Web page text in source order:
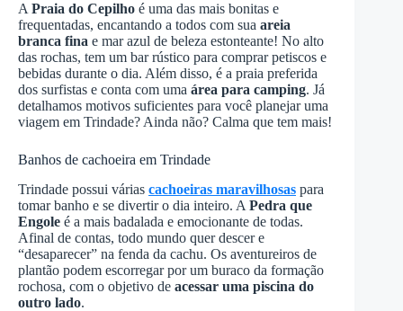
A Praia do Cepilho é uma das mais bonitas e
frequentadas, encantando a todos com sua areia
branca fina e mar azul de beleza estonteante! No alto
das rochas, tem um bar rústico para comprar petiscos e
bebidas durante o dia. Além disso, é a praia preferida
dos surfistas e conta com uma área para camping. Já
detalhamos motivos suficientes para você planejar uma
viagem em Trindade? Ainda não? Calma que tem mais!
Banhos de cachoeira em Trindade
Trindade possui várias cachoeiras maravilhosas para
tomar banho e se divertir o dia inteiro. A Pedra que
Engole é a mais badalada e emocionante de todas.
Afinal de contas, todo mundo quer descer e
“desaparecer” na fenda da cachu. Os aventureiros de
plantão podem escorregar por um buraco da formação
rochosa, com o objetivo de acessar uma piscina do
outro lado.